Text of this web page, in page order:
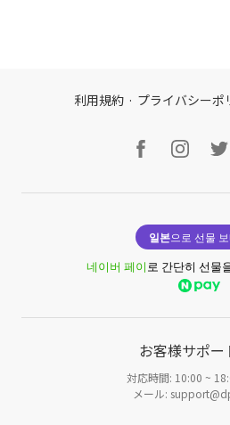
利用規約 · プライバシーポ
일본으로 선물
네이버 페이로 간단히 선물
お客様サポー
対応時間: 10:00 ~
メール: